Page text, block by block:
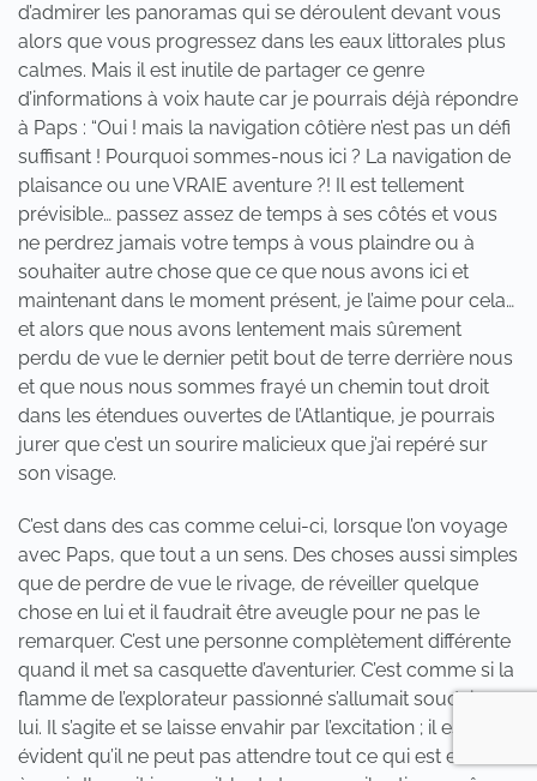
d’admirer les panoramas qui se déroulent devant vous
alors que vous progressez dans les eaux littorales plus
calmes. Mais il est inutile de partager ce genre
d’informations à voix haute car je pourrais déjà répondre
à Paps : “Oui ! mais la navigation côtière n’est pas un défi
suffisant ! Pourquoi sommes-nous ici ? La navigation de
plaisance ou une VRAIE aventure ?! Il est tellement
prévisible… passez assez de temps à ses côtés et vous
ne perdrez jamais votre temps à vous plaindre ou à
souhaiter autre chose que ce que nous avons ici et
maintenant dans le moment présent, je l’aime pour cela…
et alors que nous avons lentement mais sûrement
perdu de vue le dernier petit bout de terre derrière nous
et que nous nous sommes frayé un chemin tout droit
dans les étendues ouvertes de l’Atlantique, je pourrais
jurer que c’est un sourire malicieux que j’ai repéré sur
son visage.
C’est dans des cas comme celui-ci, lorsque l’on voyage
avec Paps, que tout a un sens. Des choses aussi simples
que de perdre de vue le rivage, de réveiller quelque
chose en lui et il faudrait être aveugle pour ne pas le
remarquer. C’est une personne complètement différente
quand il met sa casquette d’aventurier. C’est comme si la
flamme de l’explorateur passionné s’allumait soudain en
lui. Il s’agite et se laisse envahir par l’excitation ; il est
évident qu’il ne peut pas attendre tout ce qui est encore